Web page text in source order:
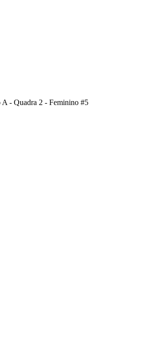
- Quadra 2 - Feminino #5